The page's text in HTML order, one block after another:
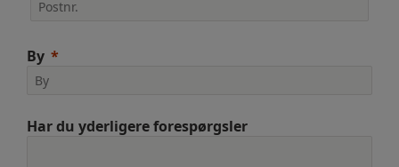
By
Har du yderligere forespørgsler